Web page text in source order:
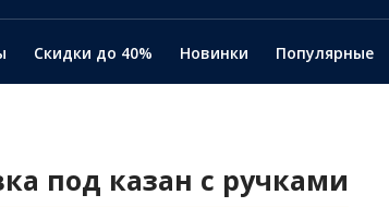
Скидки до 40% Новинки Популярные
под казан с ручками